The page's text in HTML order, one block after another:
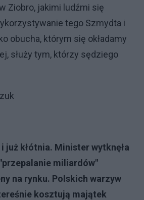
Ziobro, jakimi ludźmi się
tego Szmydta i
obucha, którym się okładamy
służy tym, którzy sędziego
i już kłótnia. Minister wytknęła
miliardów"
na rynku. Polskich warzyw
kosztują majątek